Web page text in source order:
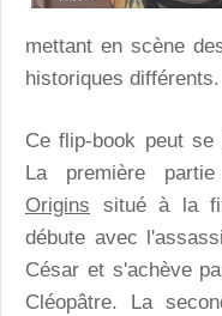
mettant en scène
historiques différents.
Ce flip-book peut
La première
Origins situé à la
débute avec
César et s'achève
Cléopâtre. La